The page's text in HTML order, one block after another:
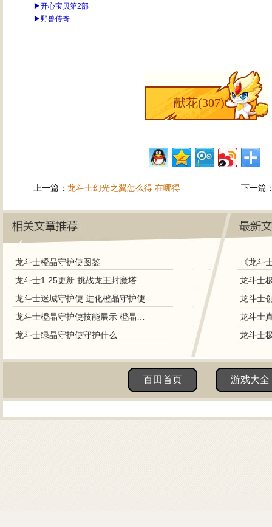
▶开心宝贝第2部
▶野兽传奇
献花(307)
上一篇： 龙斗士幻光之翼怎么得 在哪得 下一篇
龙斗士橙晶守护使图鉴
龙斗士1.25更新 挑战龙王封魔塔
龙斗士迷城守护使 进化橙晶守护使
龙斗士橙晶守护使技能展示 橙晶守护使解析
龙斗士绿晶守护使守护什么
《龙斗
龙斗士
百田首页 游戏大全